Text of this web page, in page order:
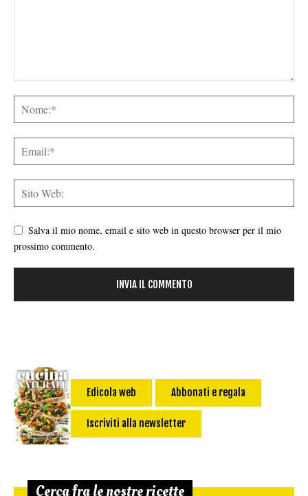
Salva il mio nome, email e sito web in questo browser per il mio
prossimo commento.
Edicola web Abbonati e regala
Iscriviti alla newsletter
Cerca fra le nostre ricette